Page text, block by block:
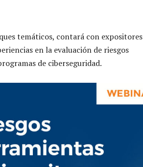
temáticos, contará con expositores
en la evaluación de riesgos
de ciberseguridad.